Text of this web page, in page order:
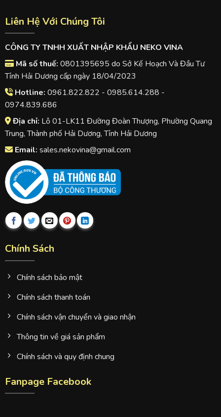
Liên Hệ Với Chúng Tôi
CÔNG TY TNHH XUẤT NHẬP KHẨU NEKO VINA
Mã số thuế: 0801395695 do Sở Kế Hoạch Và Đầu Tư
Tỉnh Hải Dương cấp ngày 18/04/2023
Hotline: 0961.822.822 - 0985.614.288 -
0974.839.686
Địa chỉ: Lô 01-LK11 Đường Đoàn Thượng, Phường Quang
Trung, Thành phố Hải Dương, Tỉnh Hải Dương
Email: sales.nekovina@gmail.com
Chính Sách
Chính sách bảo mật
Chính sách thanh toán
Chính sách vận chuyển và giao nhận
Thông tin về giá sản phẩm
Chính sách và quy định chung
Fanpage Facebook